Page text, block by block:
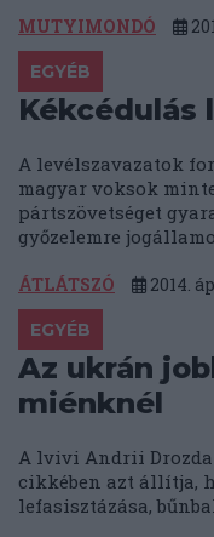
MUTYIMONDÓ
EGYÉB
Kékcédulás
A levélszavazatok
magyar voksok
pártszövetséget
győzelemre
ÁTLÁTSZÓ 2014.
EGYÉB
Az ukrán
miénknél
A lvivi Andrii
cikkében azt állítja,
lefasisztázása,